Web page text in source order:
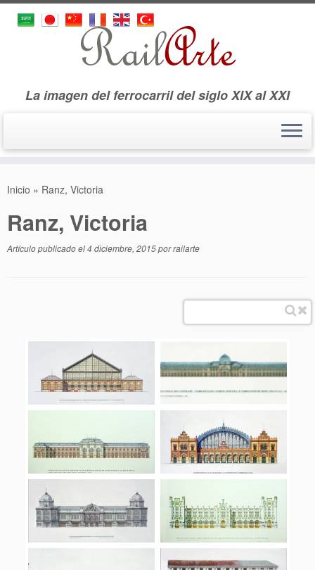
La imagen del ferrocarril del siglo XIX al XXI
Inicio » Ranz, Victoria
Ranz, Victoria
Artículo publicado el4 diciembre, 2015porrailarte